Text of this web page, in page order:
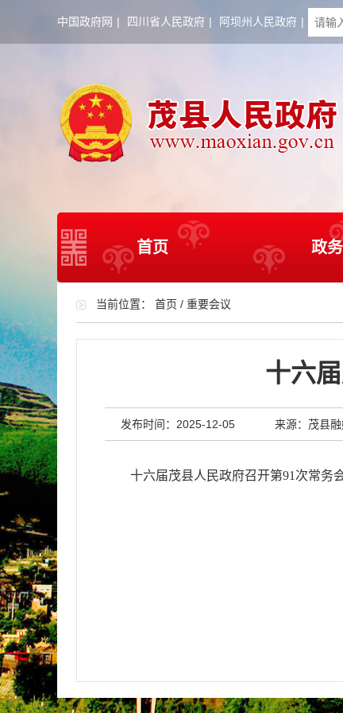
中国政府网 | 四川省人民政府 | 阿坝州人民政府 |
首页 政
当前位置： 首页 / 重要会议
十六
发布时间：2025-12-05 来源：茂县
十六届茂县人民政府召开第91次常务